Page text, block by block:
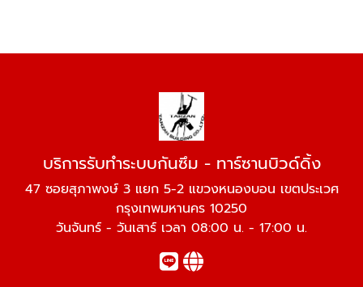
บริการรับทำระบบกันซึม - ทาร์ซานบิวด์ดิ้ง
47 ซอยสุภาพงษ์ 3 แยก 5-2 แขวงหนองบอน เขตประเวศ
กรุงเทพมหานคร 10250
วันจันทร์ - วันเสาร์ เวลา 08:00 น. - 17:00 น.